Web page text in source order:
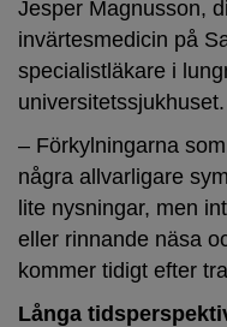
Jesper Magnusson,
invärtesmedicin på
specialistläkare i
universitetssjukhuset.
– Förkylningarna
några allvarligare
lite nysningar, men
eller rinnande näsa
kommer tidigt efter
Långa